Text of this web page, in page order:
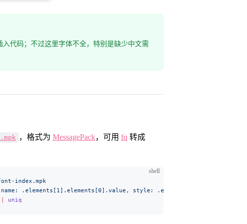
代码；不过这里字体不全，特别是缺少中文需
，格式为 MessagePack，可用 fq 转成
shell
index.mpk
.elements[1].elements[0].value, style:
| uniq